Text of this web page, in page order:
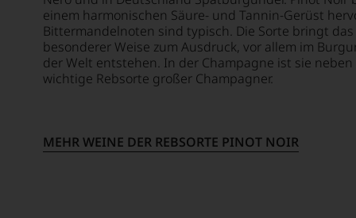
oder
in
er
einem harmonischen Säure- und Tannin-Gerüst
Bittermandelnoten sind typisch. Die Sorte bringt
besonderer Weise zum Ausdruck, vor allem im
der Welt entstehen. In der Champagne ist sie
wichtige Rebsorte großer Champagner.
MEHR WEINE DER REBSORTE PINOT NOIR